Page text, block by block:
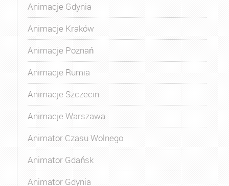
Animacje Gdynia
Animacje Kraków
Animacje Poznań
Animacje Rumia
Animacje Szczecin
Animacje Warszawa
Animator Czasu Wolnego
Animator Gdańsk
Animator Gdynia